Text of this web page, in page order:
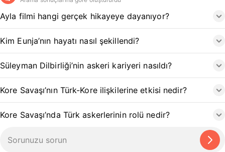
Ayla filmi hangi gerçek hikayeye dayanıyor?
Kim Eunja’nın hayatı nasıl şekillendi?
Süleyman Dilbirliği’nin askeri kariyeri nasıldı?
Kore Savaşı’nın Türk-Kore ilişkilerine etkisi nedir?
Kore Savaşı’nda Türk askerlerinin rolü nedir?